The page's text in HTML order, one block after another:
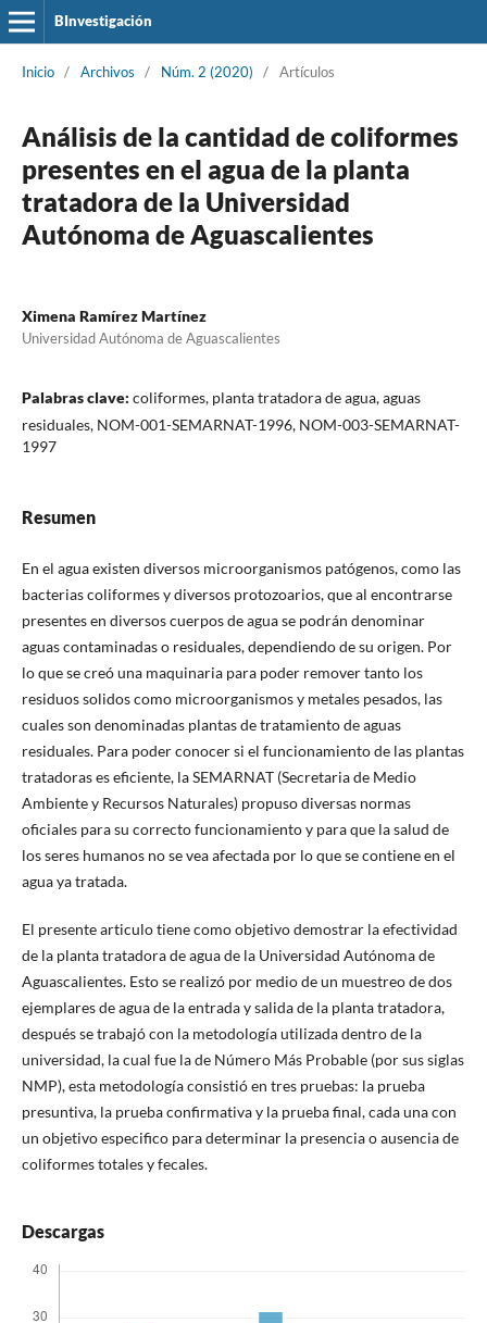
BInvestigación
Inicio / Archivos / Núm. 2 (2020) / Artículos
Análisis de la cantidad de coliformes
presentes en el agua de la planta
tratadora de la Universidad
Autónoma de Aguascalientes
Ximena Ramírez Martínez
Universidad Autónoma de Aguascalientes
Palabras clave: coliformes, planta tratadora de agua, aguas
residuales, NOM-001-SEMARNAT-1996, NOM-003-SEMARNAT-
1997
Resumen
En el agua existen diversos microorganismos patógenos, como las
bacterias coliformes y diversos protozoarios, que al encontrarse
presentes en diversos cuerpos de agua se podrán denominar
aguas contaminadas o residuales, dependiendo de su origen. Por
lo que se creó una maquinaria para poder remover tanto los
residuos solidos como microorganismos y metales pesados, las
cuales son denominadas plantas de tratamiento de aguas
residuales. Para poder conocer si el funcionamiento de las plantas
tratadoras es eficiente, la SEMARNAT (Secretaria de Medio
Ambiente y Recursos Naturales) propuso diversas normas
oficiales para su correcto funcionamiento y para que la salud de
los seres humanos no se vea afectada por lo que se contiene en el
agua ya tratada.
El presente articulo tiene como objetivo demostrar la efectividad
de la planta tratadora de agua de la Universidad Autónoma de
Aguascalientes. Esto se realizó por medio de un muestreo de dos
ejemplares de agua de la entrada y salida de la planta tratadora,
después se trabajó con la metodología utilizada dentro de la
universidad, la cual fue la de Número Más Probable (por sus siglas
NMP), esta metodología consistió en tres pruebas: la prueba
presuntiva, la prueba confirmativa y la prueba final, cada una con
un objetivo especifico para determinar la presencia o ausencia de
coliformes totales y fecales.
Descargas